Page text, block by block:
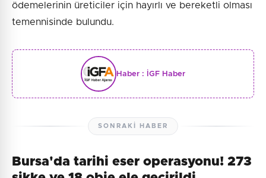
ödemelerinin üreticiler için hayırlı ve bereketli olması
temennisinde bulundu.
Haber : İGF Haber
SONRAKI HABER
Bursa'da tarihi eser operasyonu! 273